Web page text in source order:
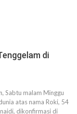
di
Sabtu malam Minggu
atas nama Roki, 54
dikonfirmasi di